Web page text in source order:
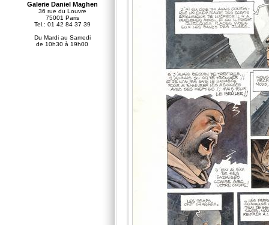
Galerie Daniel Maghen
36 rue du Louvre
75001 Paris
Tel.: 01 42 84 37 39
Du Mardi au Samedi
de 10h30 à 19h00